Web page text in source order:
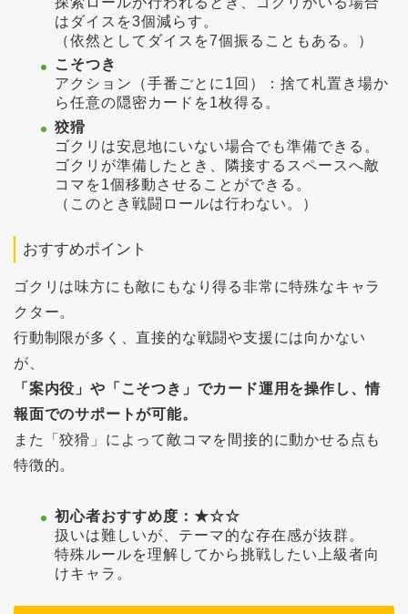
はダイスを3個減らす。
（依然としてダイスを7個振ることもある。）
こそつき
アクション（手番ごとに1回）：捨て札置き場か
ら任意の隠密カードを1枚得る。
狡猾
ゴクリは安息地にいない場合でも準備できる。
ゴクリが準備したとき、隣接するスペースへ敵
コマを1個移動させることができる。
（このとき戦闘ロールは行わない。）
おすすめポイント
ゴクリは味方にも敵にもなり得る非常に特殊なキャラ
クター。
行動制限が多く、直接的な戦闘や支援には向かない
が、
「案内役」や「こそつき」でカード運用を操作し、情
報面でのサポートが可能。
また「狡猾」によって敵コマを間接的に動かせる点も
特徴的。
初心者おすすめ度：★☆☆
扱いは難しいが、テーマ的な存在感が抜群。
特殊ルールを理解してから挑戦したい上級者向
けキャラ。